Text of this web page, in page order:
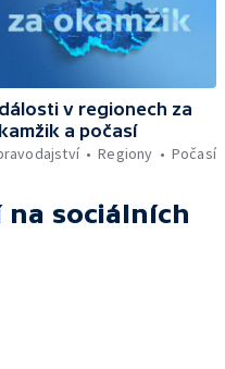
v regionech za
a počasí
Regiony Počasí
na sociálních